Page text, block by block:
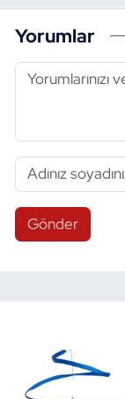
Yorumlar
Gönder